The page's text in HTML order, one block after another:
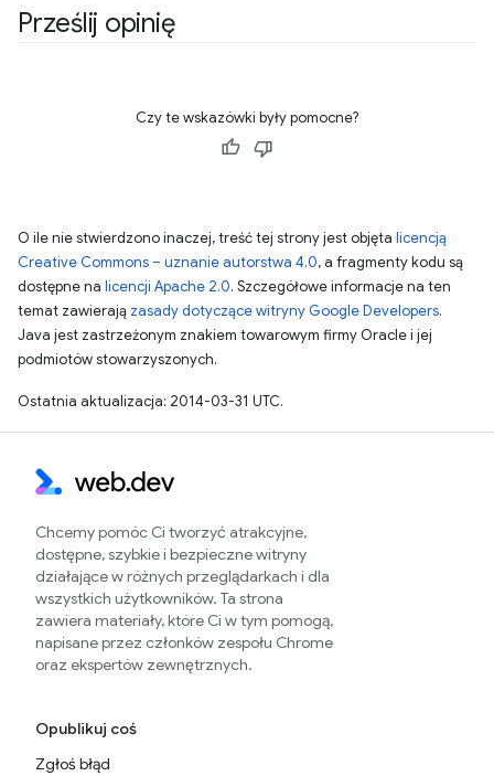
Prześlij opinię
Czy te wskazówki były pomocne?
O ile nie stwierdzono inaczej, treść tej strony jest objęta licencją
Creative Commons – uznanie autorstwa 4.0, a fragmenty kodu są
dostępne na licencji Apache 2.0. Szczegółowe informacje na ten
temat zawierają zasady dotyczące witryny Google Developers.
Java jest zastrzeżonym znakiem towarowym firmy Oracle i jej
podmiotów stowarzyszonych.
Ostatnia aktualizacja: 2014-03-31 UTC.
Chcemy pomóc Ci tworzyć atrakcyjne,
dostępne, szybkie i bezpieczne witryny
działające w różnych przeglądarkach i dla
wszystkich użytkowników. Ta strona
zawiera materiały, które Ci w tym pomogą,
napisane przez członków zespołu Chrome
oraz ekspertów zewnętrznych.
Opublikuj coś
Zgłoś błąd